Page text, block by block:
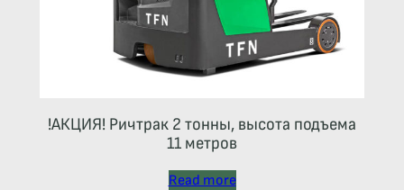
!АКЦИЯ! Ричтрак 2 тонны, высота подъема
11 метров
Read more